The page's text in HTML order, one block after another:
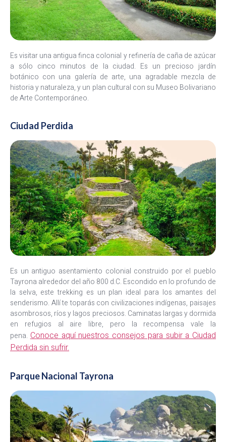
Es visitar una antigua finca colonial y refinería de caña de azúcar
a sólo cinco minutos de la ciudad. Es un precioso jardín
botánico con una galería de arte, una agradable mezcla de
historia y naturaleza, y un plan cultural con su Museo Bolivariano
de Arte Contemporáneo.
Ciudad Perdida
Es un antiguo asentamiento colonial construido por el pueblo
Tayrona alrededor del año 800 d.C. Escondido en lo profundo de
la selva, este trekking es un plan ideal para los amantes del
senderismo. Allí te toparás con civilizaciones indígenas, paisajes
asombrosos, ríos y lagos preciosos. Caminatas largas y dormida
en refugios al aire libre, pero la recompensa vale la
pena.Conoce aquí nuestros consejos para subir a Ciudad
Perdida sin sufrir.
Parque Nacional Tayrona